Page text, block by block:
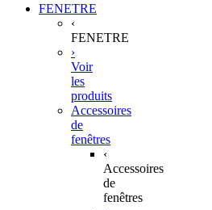
FENETRE
‹
FENETRE
›
Voir
les
produits
Accessoires
de
fenêtres
‹
Accessoires
de
fenêtres